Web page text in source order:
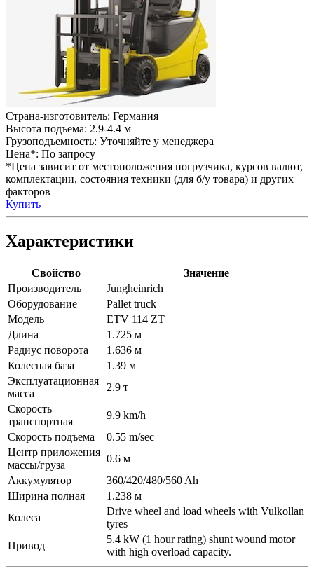
Страна-изготовитель: Германия
Высота подъема: 2.9-4.4 м
Грузоподъемность: Уточняйте у менеджера
Цена*: По запросу
*Цена зависит от местоположения погрузчика, курсов валют,
комплектации, состояния техники (для б/у товара) и других
факторов
Купить
Характеристики
Свойство
Значение
Производитель
Jungheinrich
Оборудование
Pallet truck
Модель
ETV 114 ZT
Длина
1.725 м
Радиус поворота
1.636 м
Колесная база
1.39 м
Эксплуатационная
масса
2.9 т
Скорость
транспортная
9.9 km/h
Скорость подъема
0.55 m/sec
Центр приложения
массы/груза
0.6 м
Аккумулятор
360/420/480/560 Ah
Ширина полная
1.238 м
Колеса
Drive wheel and load wheels with Vulkollan
tyres
Привод
5.4 kW (1 hour rating) shunt wound motor
with high overload capacity.